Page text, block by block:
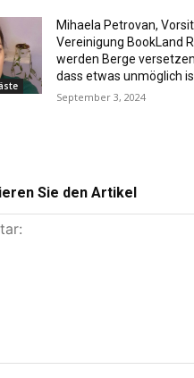
Mihaela Petrovan,
Vereinigung BookLand
werden Berge
dass etwas unmöglich
September 3, 2024
Sie den Artikel